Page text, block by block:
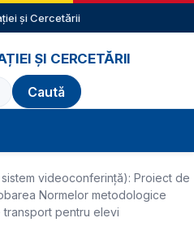
și Cercetării
ȘI CERCETĂRII
videoconferință): Proiect de
Normelor metodologice
pentru elevi